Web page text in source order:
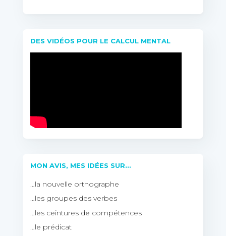
DES VIDÉOS POUR LE CALCUL MENTAL
MON AVIS, MES IDÉES SUR…
…la nouvelle orthographe
…les groupes des verbes
…les ceintures de compétences
…le prédicat